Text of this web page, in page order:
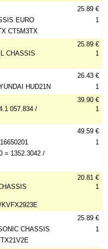
EURO
CT5M3TX
25.89 €
1
CHASSIS
25.89 €
1
HUD21N
26.43 €
1
057.834 /
39.90 €
1
= 1352.3042 /
49.59 €
1
20.81 €
1
CHASSIS
25.89 €
1